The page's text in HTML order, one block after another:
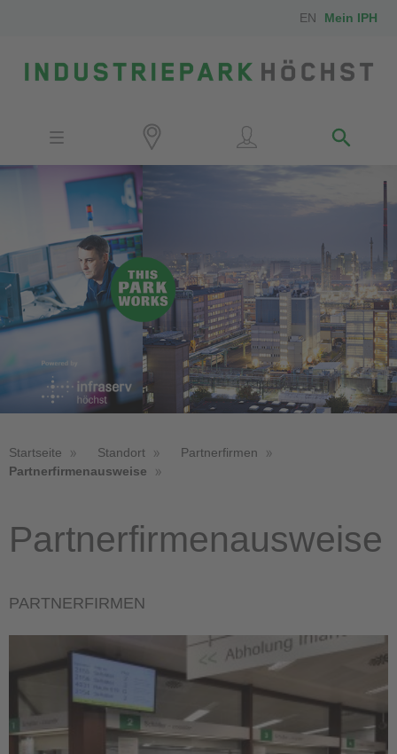
EN Mein IPH
IPH-Mitarbeiter
Kontakt
Anfahrt
Startseite Standort
Partnerfirmen
Partnerfirmenausweise
Partnerfirmenausweise
PARTNERFIRMEN